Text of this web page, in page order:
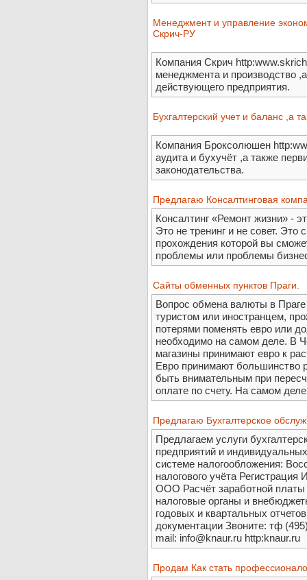
Менеджмент и управление
Скрич-РУ
Компания Скрич
менеджмента и производство
действующего предприятия.
Бухгалтерский учет и баланс ,а
Компания Броксолюшен
аудита и бухучёт ,а также
законодательства.
Предлагаю Консалтинговая
Консалтинг «Ремонт жизни» -
Это не тренинг и не совет. Это
прохождения которой вы
проблемы или проблемы
Сайты обменных пунктов Праги.
Вопрос обмена валюты в
туристом или иностранцем,
потерями поменять евро или
необходимо на самом деле. В
магазины принимают евро к
Евро принимают большинство
быть внимательным при
оплате по счету. На самом
Предлагаю Бухгалтерское
Предлагаем услуги
предприятий и
системе налогообложения:
налогового учёта
ООО Расчёт заработной платы
налоговые органы и
годовых и квартальных
документации Звоните: тф
mail: info@knaur.ru http:knaur.ru
Продам Как стать